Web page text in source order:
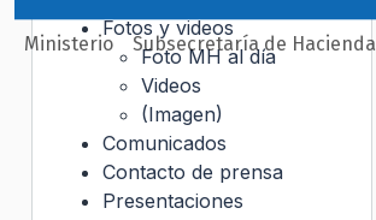
Ministerio Subsecretaría de Hacienda
Fotos y videos
Foto MH al día
Videos
(Imagen)
Comunicados
Contacto de prensa
Presentaciones